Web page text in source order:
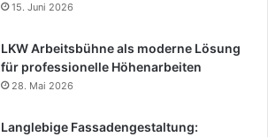
15. Juni 2026
LKW Arbeitsbühne als moderne Lösung
für professionelle Höhenarbeiten
28. Mai 2026
Langlebige Fassadengestaltung: